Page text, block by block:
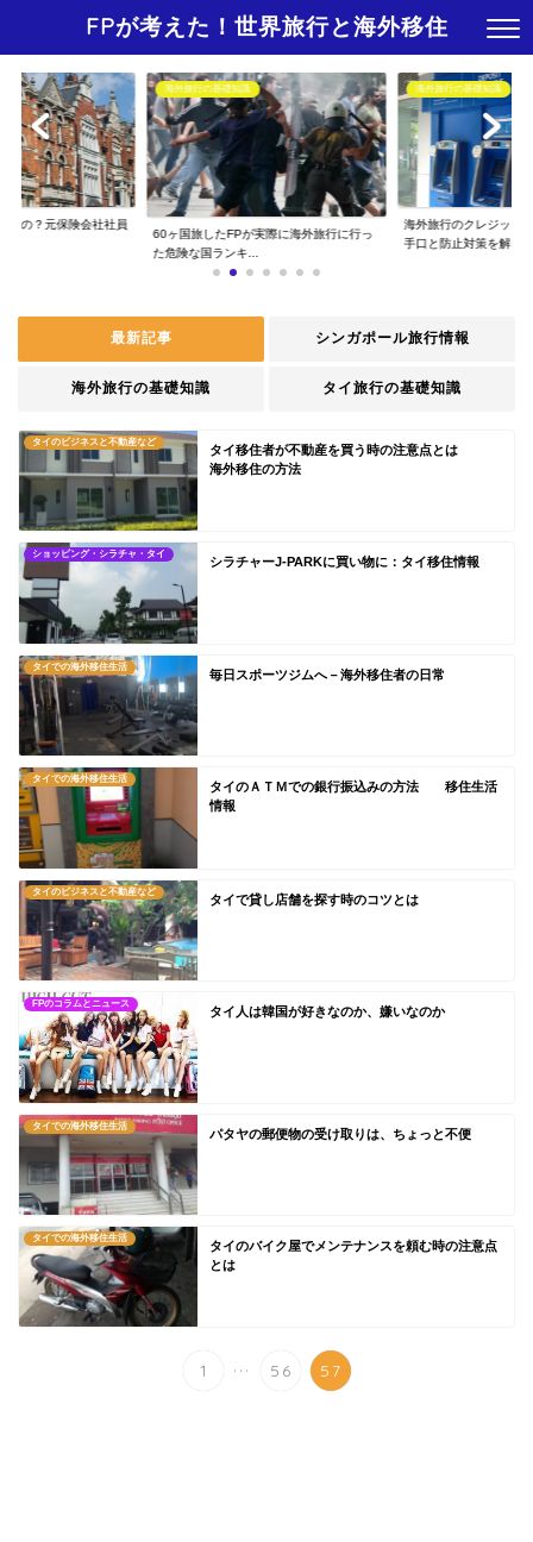
FPが考えた！世界旅行と海外移住
るの？元保険会社社員
海外旅行の基礎知識
60ヶ国旅したFPが実際に海外旅行に行っ
た危険な国ランキ...
海外旅行の基礎知識
海外旅行のクレジット
手口と防止対策を解...
最新記事 シンガポール旅行情報
海外旅行の基礎知識 タイ旅行の基礎知識
タイのビジネスと不動産など
タイ移住者が不動産を買う時の注意点とは
海外移住の方法
ショッピング・シラチャ・タイ
シラチャーJ-PARKに買い物に：タイ移住情報
タイでの海外移住生活
毎日スポーツジムへ－海外移住者の日常
タイでの海外移住生活
タイのＡＴＭでの銀行振込みの方法 移住生活
情報
タイのビジネスと不動産など
タイで貸し店舗を探す時のコツとは
FPのコラムとニュース
タイ人は韓国が好きなのか、嫌いなのか
タイでの海外移住生活
パタヤの郵便物の受け取りは、ちょっと不便
タイでの海外移住生活
タイのバイク屋でメンテナンスを頼む時の注意点
とは
1 ... 56 57